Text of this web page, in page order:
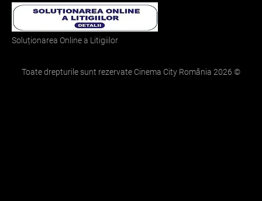
Soluționarea Online a Litigiilor
Toate drepturile sunt rezervate Cinema City România 2026 ©